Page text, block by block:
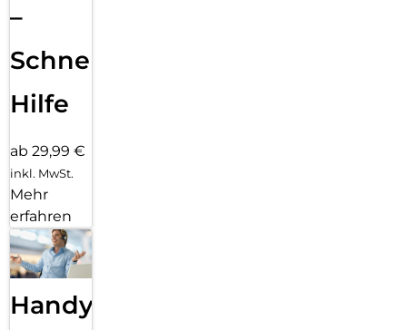
–
Schnelle
Hilfe
ab 29,99 €
inkl. MwSt.
Mehr
erfahren
Handy